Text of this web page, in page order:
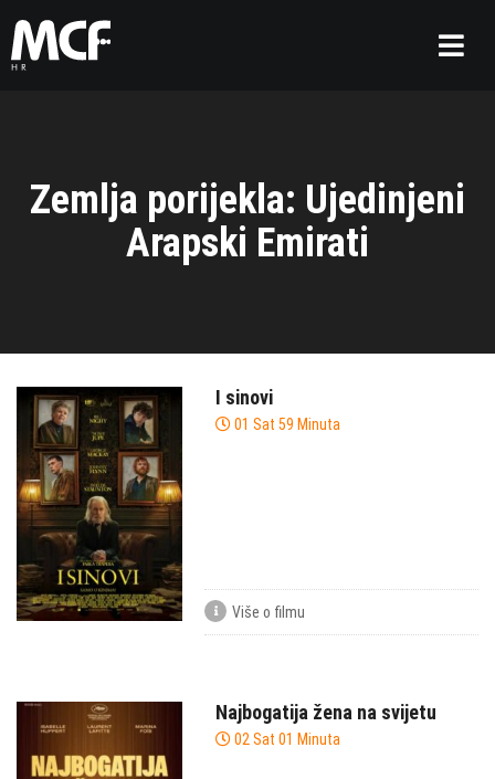
Zemlja porijekla: Ujedinjeni
Arapski Emirati
I sinovi
01 Sat 59 Minuta
Više o filmu
Najbogatija žena na svijetu
02 Sat 01 Minuta